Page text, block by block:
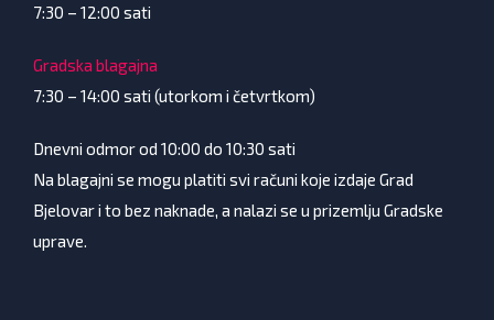
7:30 – 12:00 sati
Gradska blagajna
7:30 – 14:00 sati (utorkom i četvrtkom)
Dnevni odmor od 10:00 do 10:30 sati
Na blagajni se mogu platiti svi računi koje izdaje Grad
Bjelovar i to bez naknade, a nalazi se u prizemlju Gradske
uprave.